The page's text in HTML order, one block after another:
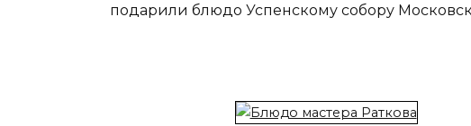
подарили блюдо Успенскому собору